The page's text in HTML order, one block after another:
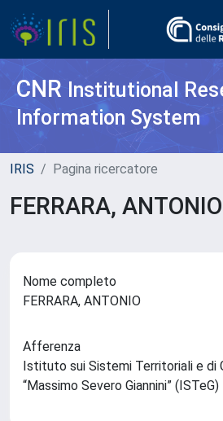
CNR Institutional
Information System
IRIS Pagina ricercatore
FERRARA, ANTONIO
Nome completo
FERRARA, ANTONIO
Afferenza
Istituto sui Sistemi Territoriali e di
“Massimo Severo Giannini” (ISTeG)